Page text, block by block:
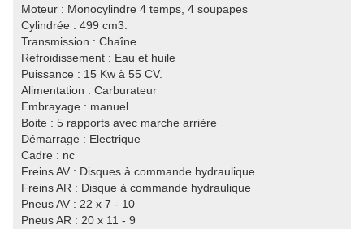
Moteur : Monocylindre 4 temps, 4 soupapes
Cylindrée : 499 cm3.
Transmission : Chaîne
Refroidissement : Eau et huile
Puissance : 15 Kw à 55 CV.
Alimentation : Carburateur
Embrayage : manuel
Boite : 5 rapports avec marche arrière
Démarrage : Electrique
Cadre : nc
Freins AV : Disques à commande hydraulique
Freins AR : Disque à commande hydraulique
Pneus AV : 22 x 7 - 10
Pneus AR : 20 x 11 - 9